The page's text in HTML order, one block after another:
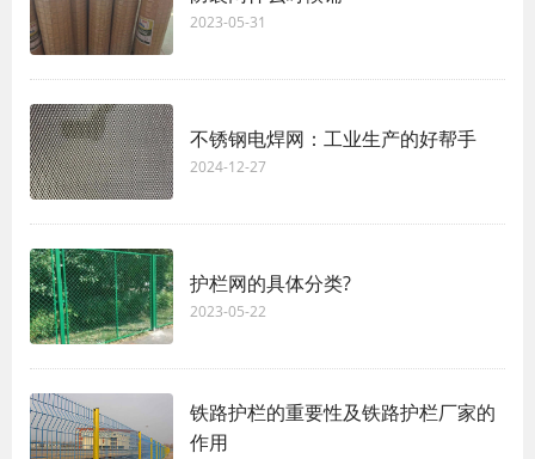
2023-05-31
不锈钢电焊网：工业生产的好帮手
2024-12-27
护栏网的具体分类?
2023-05-22
铁路护栏的重要性及铁路护栏厂家的
作用